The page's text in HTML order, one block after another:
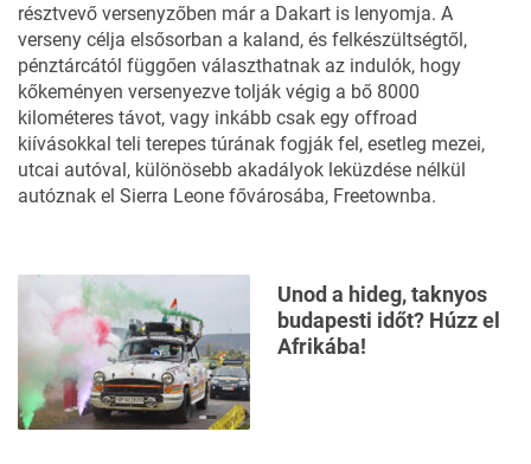
résztvevő versenyzőben már a Dakart is lenyomja. A
verseny célja elsősorban a kaland, és felkészültségtől,
pénztárcától függően választhatnak az indulók, hogy
kőkeményen versenyezve tolják végig a bő 8000
kilométeres távot, vagy inkább csak egy offroad
kiívásokkal teli terepes túrának fogják fel, esetleg mezei,
utcai autóval, különösebb akadályok leküzdése nélkül
autóznak el Sierra Leone fővárosába, Freetownba.
Unod a hideg, taknyos
budapesti időt? Húzz el
Afrikába!